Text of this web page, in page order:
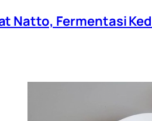
Natto, Fermentasi